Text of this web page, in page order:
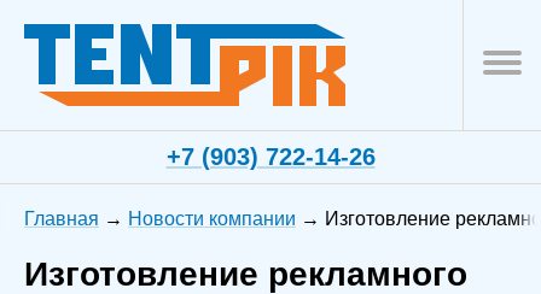
+7 (903) 722-14-26
Главная Новости компании Изготовление
Изготовление рекламного